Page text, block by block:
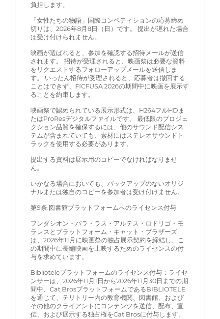
負担します。
「女性たちの物語」国際コンペティションの応募締め
切りは、2026年8月8日（日）です。 提出が遅れた場合
は受け付けられません。
映画が選ばれると、参加を確認する招待メールが送信
されます。 招待が受理されると、映画祭は必要な資料
をリクエストするフォローアップメールを送信しま
す。 いったん招待が受理されると、応募者は撤回する
ことはできず、FICFUSA 2026の期間中に映画を展示す
ることを約束します。
映画祭で認められている展示形式は、H264フルHDま
たはProResデジタルファイルです。 最低限のプロジェ
クション品質を確保するには、他のサウンド配信シス
テムが含まれていても、素材にはステレオサウンドト
ラックを使用する必要があります。
提出する資料は展示用のコピーでなければなりませ
ん。
いかなる場合においても、バックアップのないオリジ
ナルまたは独自のコピーを参加者は受け付けません。
第9条:図書館プラットフォームへのライセンス付与
フンダシオン・パラ・ラス・アルテス・ロドリゴ・モ
ラレスとプラットフォーム・キャット・ブラザーズ
は、2026年11月に映画祭の独占展示契約を締結し、こ
の期間中に長編映画を上映するためのライセンスの付
与を求めています。
Biblioteleプラットフォームのライセンス付与：ライセ
ンサーは、2026年11月1日から2026年11月30日までの期
間中、Cat BrosプラットフォームであるBIBLIOTELE
を通じて、テリトリー内の教育機関、図書館、および
その他のクライアントにコンテンツを送信、配布、宣
伝、および展示する独占権をCat Brosに付与します。